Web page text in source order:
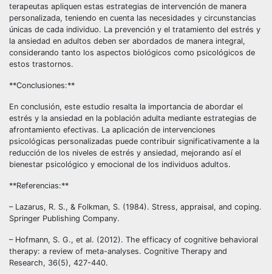
terapeutas apliquen estas estrategias de intervención de manera
personalizada, teniendo en cuenta las necesidades y circunstancias
únicas de cada individuo. La prevención y el tratamiento del estrés y
la ansiedad en adultos deben ser abordados de manera integral,
considerando tanto los aspectos biológicos como psicológicos de
estos trastornos.
**Conclusiones:**
En conclusión, este estudio resalta la importancia de abordar el
estrés y la ansiedad en la población adulta mediante estrategias de
afrontamiento efectivas. La aplicación de intervenciones
psicológicas personalizadas puede contribuir significativamente a la
reducción de los niveles de estrés y ansiedad, mejorando así el
bienestar psicológico y emocional de los individuos adultos.
**Referencias:**
– Lazarus, R. S., & Folkman, S. (1984). Stress, appraisal, and coping.
Springer Publishing Company.
– Hofmann, S. G., et al. (2012). The efficacy of cognitive behavioral
therapy: a review of meta-analyses. Cognitive Therapy and
Research, 36(5), 427-440.